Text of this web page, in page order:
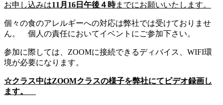
お申し込みは11月16日午後４時までにお願いいたします。
個々の食のアレルギーへの対応は弊社では受けておりませ
ん。 個人の責任においてイベントにご参加下さい。
参加に際しては、ZOOMに接続できるディバイス、WIFI環
境が必要になります。
☆クラス中はZOOMクラスの様子を弊社にてビデオ録画し
ます。